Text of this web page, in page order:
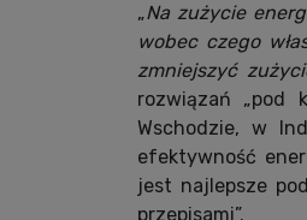
„Na zużycie
wobec czego
zmniejszyć
rozwiązań „pod
Wschodzie, w
efektywność
jest najlepsze
przepisami”.